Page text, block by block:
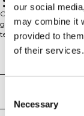
our social
may combine it
provided to
of their services.
Selection
Necessary
Zijzak
Onderdeel van de
gemaakt van een
textuur die glad
Ontworpen met een
meebeweegt tijdens